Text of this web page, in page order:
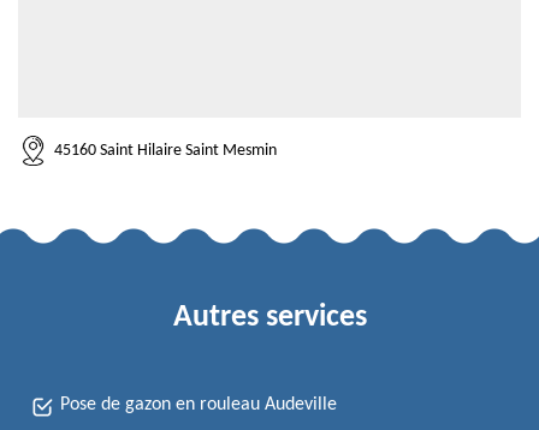
45160 Saint Hilaire Saint Mesmin
Autres services
Pose de gazon en rouleau Audeville